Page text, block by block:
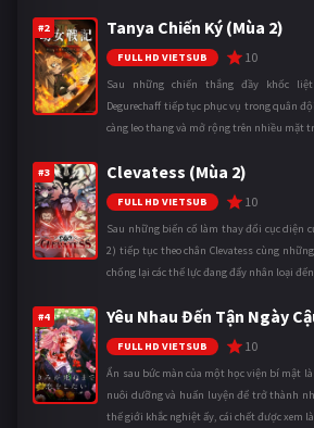
#2 Tanya Chiến Ký (Mùa 2)
FULL HD VIETSUB 10
Sau những chiến thắng đầy khốc
Degurechaff tiếp tục phục vụ trong quân
càng leo thang và mở rộng trên nhiều mặt
#3 Clevatess (Mùa 2)
FULL HD VIETSUB 10
Sau những biến cố làm thay đổi cục diện
2) tiếp tục theo chân Clevatess cùng
chống lại các thế lực đang đẩy nhân loại
#4 Yêu Nhau Đến Tận Ngày
FULL HD VIETSUB 10
Ẩn sau bức màn của một học viện bí mật
nuôi dưỡng và huấn luyện để trở thành
thế giới khắc nghiệt ấy, cái chết được xem